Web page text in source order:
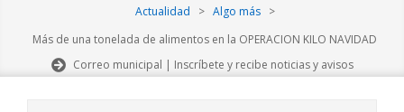
Actualidad
> Algo más
>
Más de una tonelada de alimentos en la OPERACION KILO NAVIDAD
Correo municipal | Inscríbete y recibe noticias y avisos